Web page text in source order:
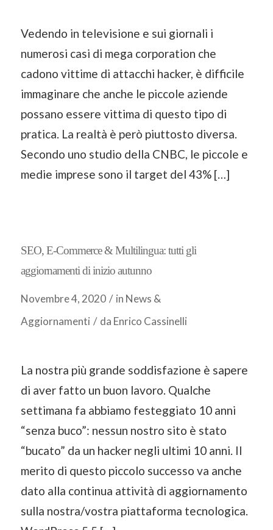
Vedendo in televisione e sui giornali i
numerosi casi di mega corporation che
cadono vittime di attacchi hacker, è difficile
immaginare che anche le piccole aziende
possano essere vittima di questo tipo di
pratica. La realtà è però piuttosto diversa.
Secondo uno studio della CNBC, le piccole e
medie imprese sono il target del 43% […]
SEO, E-Commerce & Multilingua: tutti gli
aggiornamenti di inizio autunno
Novembre 4, 2020 / in News &
Aggiornamenti / da Enrico Cassinelli
La nostra più grande soddisfazione è sapere
di aver fatto un buon lavoro. Qualche
settimana fa abbiamo festeggiato 10 anni
“senza buco”: nessun nostro sito è stato
“bucato” da un hacker negli ultimi 10 anni. Il
merito di questo piccolo successo va anche
dato alla continua attività di aggiornamento
sulla nostra/vostra piattaforma tecnologica.